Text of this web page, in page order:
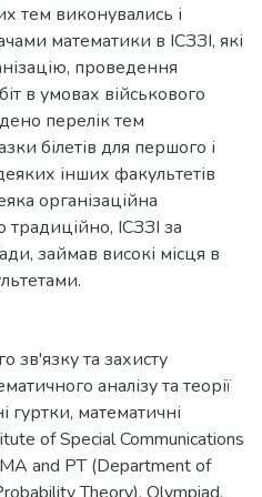
тем виконувались і
математики в ІСЗЗІ, які
проведення
в умовах військового
перелік тем
білетів для першого і
інших факультетів
організаційна
ІСЗЗІ за
займав високі місця в
зв'язку та захисту
аналізу та теорії
гуртки, математичні
of Special Communications
MA and PT (Department of